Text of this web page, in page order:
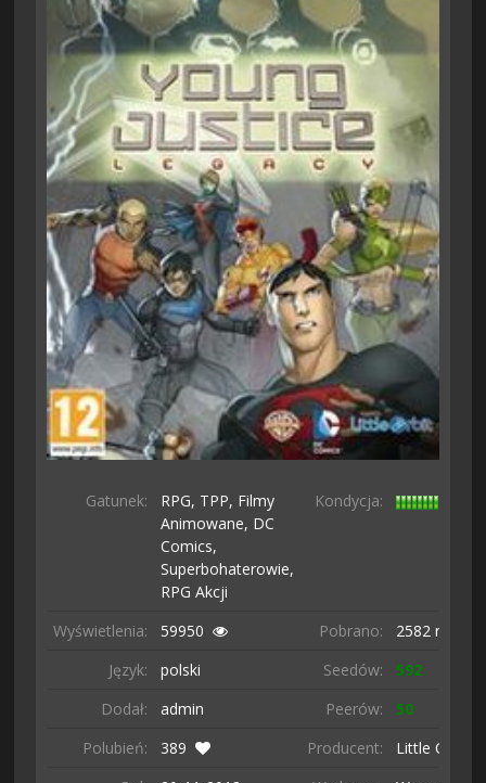
Gatunek: RPG, TPP, Filmy
Animowane, DC
Comics,
Superbohaterowie,
RPG Akcji
Kondycja:
Wyświetlenia: 59950 Pobrano:
2582 razy
Język:
polski Seedów:
592
Dodał:
admin Peerów:
50
Polubień:
389 Producent:
Little Orbit